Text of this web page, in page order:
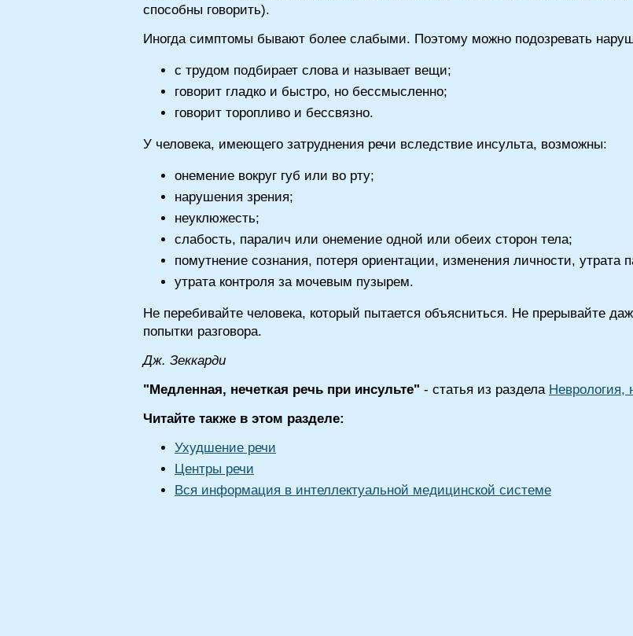
способны говорить).
Иногда симптомы бывают более слабыми. Поэтому можно подозревать
с трудом подбирает слова и называет вещи;
говорит гладко и быстро, но бессмысленно;
говорит торопливо и бессвязно.
У человека, имеющего затруднения речи вследствие инсульта, возможны:
онемение вокруг губ или во рту;
нарушения зрения;
неуклюжесть;
слабость, паралич или онемение одной или обеих сторон тела;
помутнение сознания, потеря ориентации, изменения личности, утрата
утрата контроля за мочевым пузырем.
Не перебивайте человека, который пытается объясниться. Не прерывайте
попытки разговора.
Дж. Зеккарди
"Медленная, нечеткая речь при инсульте" - статья из раздела Неврология,
Читайте также в этом разделе:
Ухудшение речи
Центры речи
Вся информация в интеллектуальной медицинской системе